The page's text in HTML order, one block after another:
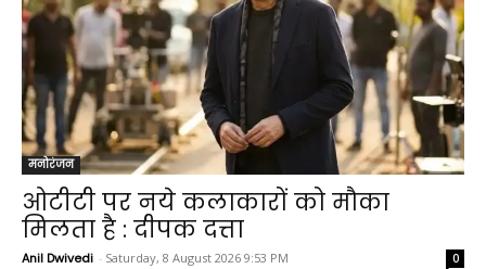
मनोरंजन
ओटीटी पर नये कलाकारों को मौका
मिलता है : दीपक दत्ता
Anil Dwivedi - Saturday, 8 August 2026 9:53 PM 0